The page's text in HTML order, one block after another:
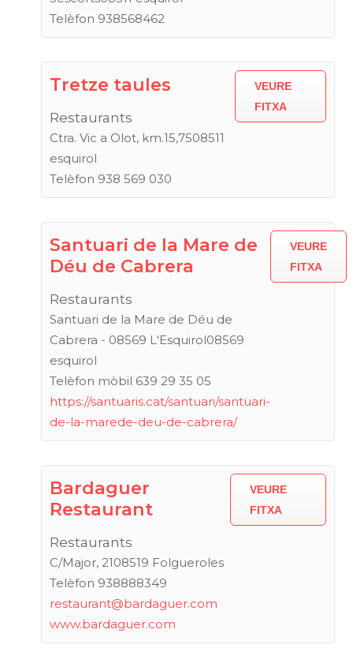
Telèfon 938568462
Tretze taules
Restaurants
Ctra. Vic a Olot, km.15,7508511
esquirol
Telèfon 938 569 030
VEURE
FITXA
Santuari de la Mare de
Déu de Cabrera
Restaurants
Santuari de la Mare de Déu de
Cabrera - 08569 L'Esquirol08569
esquirol
Telèfon mòbil 639 29 35 05
https://santuaris.cat/santuari/santuari-
de-la-marede-deu-de-cabrera/
VEURE
FITXA
Bardaguer
Restaurant
Restaurants
C/Major, 2108519 Folgueroles
Telèfon 938888349
restaurant@bardaguer.com
www.bardaguer.com
VEURE
FITXA